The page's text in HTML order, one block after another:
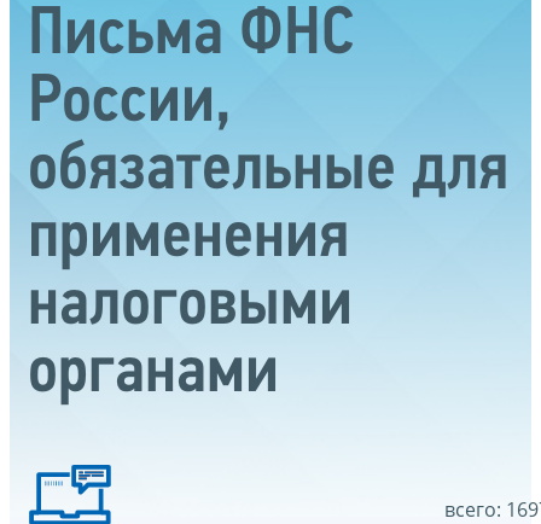
Письма ФНС
России,
обязательные для
применения
налоговыми
органами
всего: